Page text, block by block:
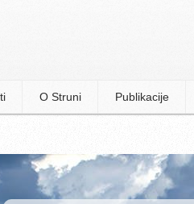
O Struni Publikacije